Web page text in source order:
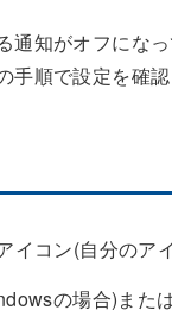
知がオフにな
順で設定を確認
コン(自分のア
の場合)また